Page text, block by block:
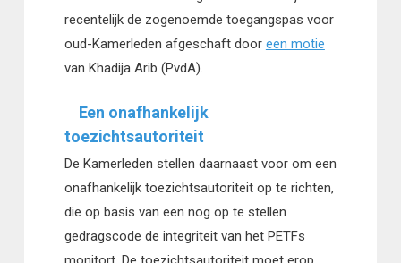
recentelijk de zogenoemde toegangspas voor
oud-Kamerleden afgeschaft door een motie
van Khadija Arib (PvdA).
Een onafhankelijk
toezichtsautoriteit
De Kamerleden stellen daarnaast voor om een
onafhankelijk toezichtsautoriteit op te richten,
die op basis van een nog op te stellen
gedragscode de integriteit van het PETFs